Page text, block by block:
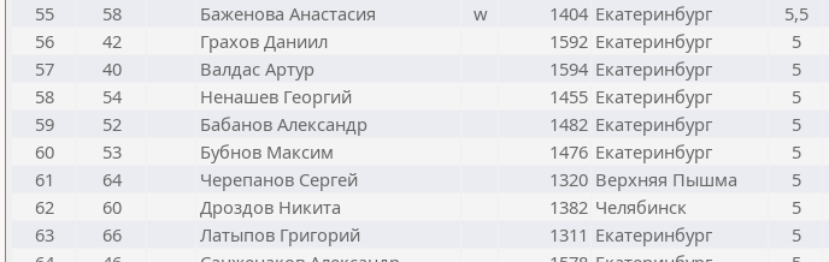
55
58 Баженова Анастасия w 1404 Екатеринбург 5,5
56
42 Грахов Даниил 1592 Екатеринбург 5
57
40 Валдас Артур 1594 Екатеринбург 5
58
54 Ненашев Георгий 1455 Екатеринбург 5
59
52 Бабанов Александр 1482 Екатеринбург 5
60
53 Бубнов Максим 1476 Екатеринбург 5
61
64 Черепанов Сергей 1320 Верхняя Пышма 5
62
60 Дроздов Никита 1382 Челябинск 5
63
66 Латыпов Григорий 1311 Екатеринбург 5